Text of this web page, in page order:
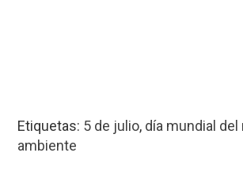
Etiquetas: 5 de julio, día mundial del
ambiente